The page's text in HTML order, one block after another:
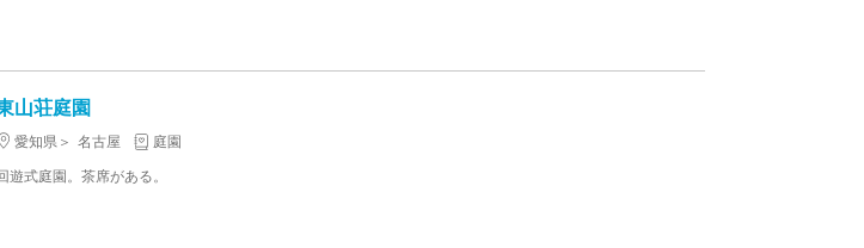
山荘庭園
愛知県 名古屋
庭園
遊式庭園。茶席がある。